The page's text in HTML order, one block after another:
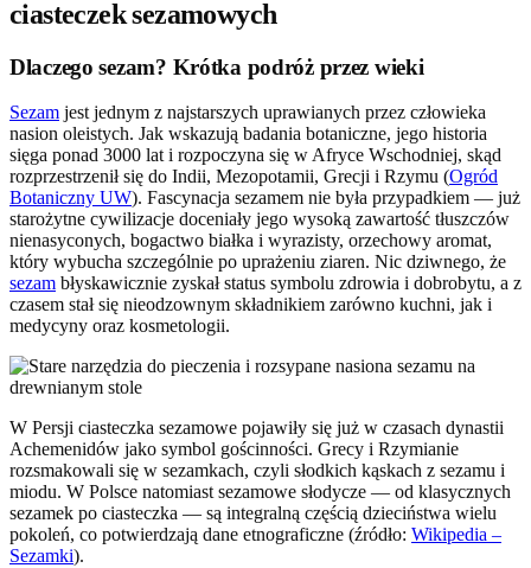
ciasteczek sezamowych
Dlaczego sezam? Krótka podróż przez wieki
Sezam jest jednym z najstarszych uprawianych przez człowieka
nasion oleistych. Jak wskazują badania botaniczne, jego historia
sięga ponad 3000 lat i rozpoczyna się w Afryce Wschodniej, skąd
rozprzestrzenił się do Indii, Mezopotamii, Grecji i Rzymu (Ogród
Botaniczny UW). Fascynacja sezamem nie była przypadkiem — już
starożytne cywilizacje doceniały jego wysoką zawartość tłuszczów
nienasyconych, bogactwo białka i wyrazisty, orzechowy aromat,
który wybucha szczególnie po uprażeniu ziaren. Nic dziwnego, że
sezam błyskawicznie zyskał status symbolu zdrowia i dobrobytu, a z
czasem stał się nieodzownym składnikiem zarówno kuchni, jak i
medycyny oraz kosmetologii.
W Persji ciasteczka sezamowe pojawiły się już w czasach dynastii
Achemenidów jako symbol gościnności. Grecy i Rzymianie
rozsmakowali się w sezamkach, czyli słodkich kąskach z sezamu i
miodu. W Polsce natomiast sezamowe słodycze — od klasycznych
sezamek po ciasteczka — są integralną częścią dzieciństwa wielu
pokoleń, co potwierdzają dane etnograficzne (źródło: Wikipedia –
Sezamki).